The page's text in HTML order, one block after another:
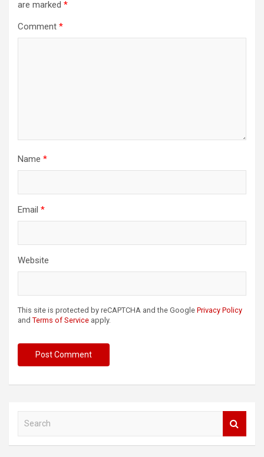
are marked *
Comment *
Name *
Email *
Website
This site is protected by reCAPTCHA and the Google Privacy Policy
and Terms of Service apply.